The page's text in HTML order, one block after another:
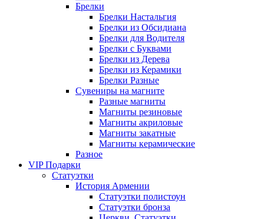
Брелки
Брелки Настальгия
Брелки из Обсидиана
Брелки для Водителя
Брелки с Буквами
Брелки из Дерева
Брелки из Керамики
Брелки Разные
Сувениры на магните
Разные магниты
Магниты резиновые
Магниты акриловые
Магниты закатные
Магниты керамические
Разное
VIP Подарки
Статуэтки
История Армении
Статуэтки полистоун
Статуэтки бронза